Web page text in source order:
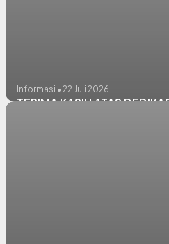
Informasi • 22 Juli 2026
TERIMA KASIH ATAS